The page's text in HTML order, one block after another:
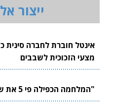
ייצור
אינטל חוברת לחברה
מצעי הזכוכית לשבבים
"המלחמה הכפילה פי 5 את שוק הייצור המיידי"